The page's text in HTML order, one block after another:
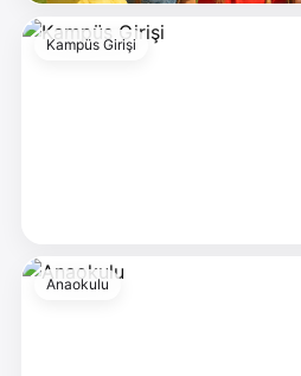
Kampüs Girişi
Anaokulu